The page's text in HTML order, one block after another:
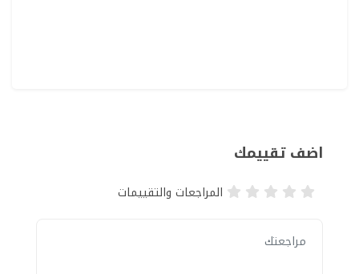
اضف تقييمك
المراجعات والتقييمات